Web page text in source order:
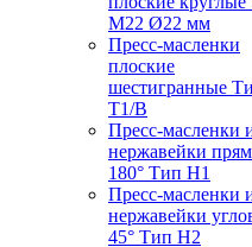
M22 Ø22 мм
Пресс-масленки
плоские
шестигранные
T1/B
Пресс-масленки
нержавейки
180° Тип H1
Пресс-масленки
нержавейки
45° Тип H2